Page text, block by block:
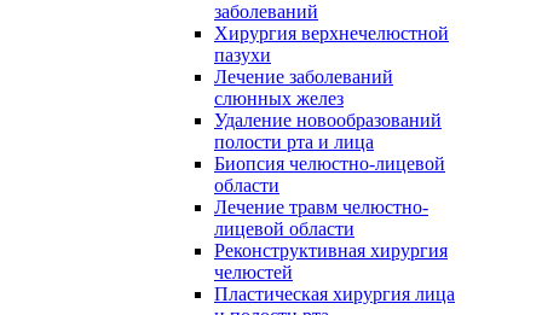
заболеваний
Хирургия верхнечелюстной
пазухи
Лечение заболеваний
слюнных желез
Удаление новообразований
полости рта и лица
Биопсия челюстно-лицевой
области
Лечение травм челюстно-
лицевой области
Реконструктивная хирургия
челюстей
Пластическая хирургия лица